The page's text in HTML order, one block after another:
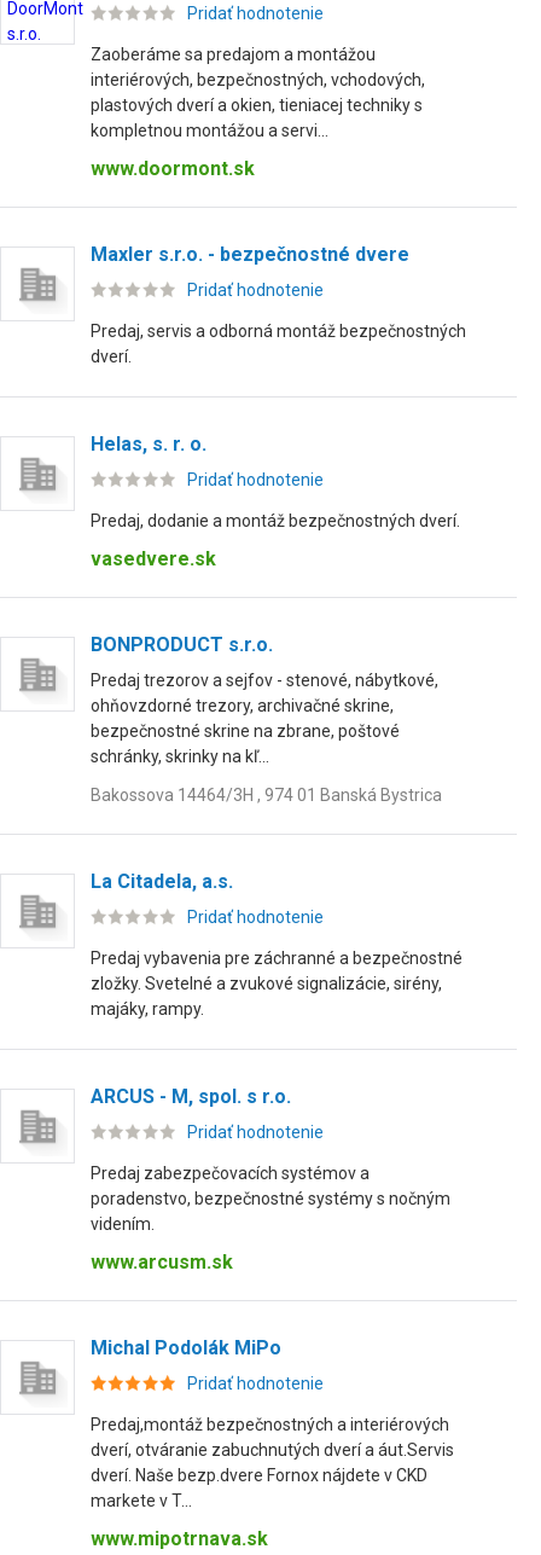
Pridať hodnotenie
Zaoberáme sa predajom a montážou
interiérových, bezpečnostných, vchodových,
plastových dverí a okien, tieniacej techniky s
kompletnou montážou a servi...
www.doormont.sk
Maxler s.r.o. - bezpečnostné dvere
Pridať hodnotenie
Predaj, servis a odborná montáž bezpečnostných
dverí.
Helas, s. r. o.
Pridať hodnotenie
Predaj, dodanie a montáž bezpečnostných dverí.
vasedvere.sk
BONPRODUCT s.r.o.
Predaj trezorov a sejfov - stenové, nábytkové,
ohňovzdorné trezory, archivačné skrine,
bezpečnostné skrine na zbrane, poštové
schránky, skrinky na kľ...
Bakossova 14464/3H , 974 01 Banská Bystrica
La Citadela, a.s.
Pridať hodnotenie
Predaj vybavenia pre záchranné a bezpečnostné
zložky. Svetelné a zvukové signalizácie, sirény,
majáky, rampy.
ARCUS - M, spol. s r.o.
Pridať hodnotenie
Predaj zabezpečovacích systémov a
poradenstvo, bezpečnostné systémy s nočným
videním.
www.arcusm.sk
Michal Podolák MiPo
Pridať hodnotenie
Predaj,montáž bezpečnostných a interiérových
dverí, otváranie zabuchnutých dverí a áut.Servis
dverí. Naše bezp.dvere Fornox nájdete v CKD
markete v T...
www.mipotrnava.sk